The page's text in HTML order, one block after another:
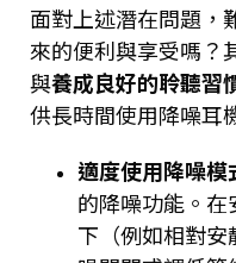
面對上述潛在問題，
來的便利與享受嗎？
與養成良好的聆聽習
供長時間使用降噪耳
適度使用降噪模
的降噪功能。
下（例如相對